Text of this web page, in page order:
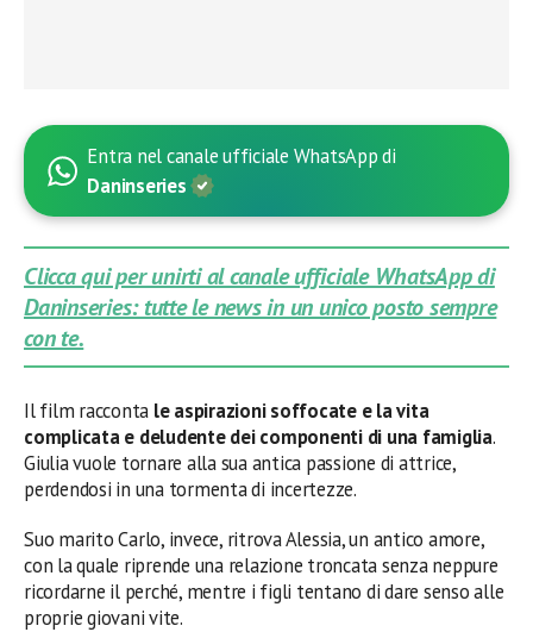
Entra nel canale ufficiale WhatsApp di
Daninseries
Clicca qui per unirti al canale ufficiale WhatsApp di
Daninseries: tutte le news in un unico posto sempre
con te.
Il film racconta le aspirazioni soffocate e la vita
complicata e deludente dei componenti di una famiglia.
Giulia vuole tornare alla sua antica passione di attrice,
perdendosi in una tormenta di incertezze.
Suo marito Carlo, invece, ritrova Alessia, un antico amore,
con la quale riprende una relazione troncata senza neppure
ricordarne il perché, mentre i figli tentano di dare senso alle
proprie giovani vite.